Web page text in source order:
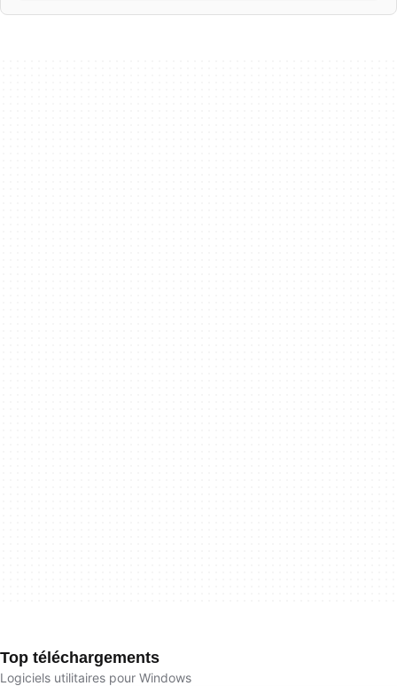
Top téléchargements
Logiciels utilitaires pour Windows